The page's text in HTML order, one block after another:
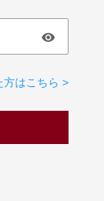
方はこちら >